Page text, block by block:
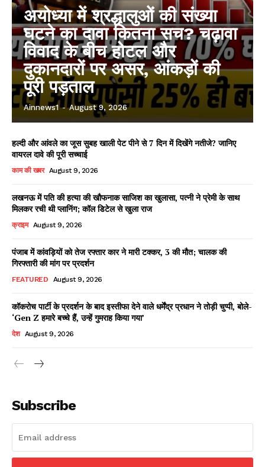
Facebook
X WhatsApp
Share
Read Latest News on AIN
अयोध्या में श्रद्धालुओं की संख्या
घटने का दावा कितना सच? चढ़ावा
विवाद के बीच होटल और
दुकानदारों पर असर, आंकड़ों की
पूरी पड़ताल
Ainnews1 - August 9, 2026
हल्दी और आंवले का जूस सुबह खाली पेट पीने से 7 दिन में दिखेंगे नतीजे? जानिए
वायरल दावे की पूरी सच्चाई
काम की खबर August 9, 2026
लखनऊ में पति की हत्या की खौफनाक साजिश का खुलासा, पत्नी ने प्रेमी के साथ
मिलकर रची थी प्लानिंग; कॉल डिटेल से खुला राज
क्राइम August 9, 2026
पंजाब में कांवड़ियों को तेज रफ्तार कार ने मारी टक्कर, 3 की मौत; चालक की
गिरफ्तारी की मांग पर प्रदर्शन
FEATURED August 9, 2026
कॉकरोच पार्टी के प्रदर्शन के बाद इस्तीफा देने वाले धर्मेंद्र प्रधान ने तोड़ी चुप्पी, बोले-
‘Gen Z हमारे बच्चे हैं, उन्हें गुमराह किया गया’
देश August 9, 2026
Subscribe